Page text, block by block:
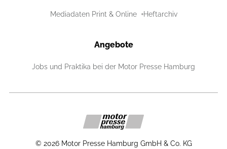
Mediadaten Print & Online Heftarchiv
Angebote
Jobs und Praktika bei der Motor Presse Hamburg
© 2026 Motor Presse Hamburg GmbH & Co. KG